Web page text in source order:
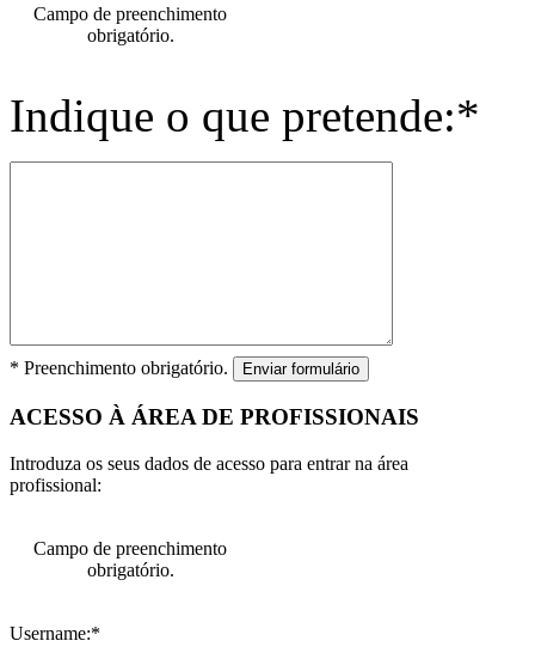
Campo de preenchimento
obrigatório.
Indique o que pretende:*
* Preenchimento obrigatório. Enviar formulário
ACESSO À ÁREA DE PROFISSIONAIS
Introduza os seus dados de acesso para entrar na área
profissional:
Campo de preenchimento
obrigatório.
Username:*